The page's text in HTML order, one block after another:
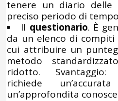
tenere un diario
preciso periodo di
Il questionario. È
da un elenco di
cui attribuire un
metodo
ridotto. Svantaggio:
richiede
un’approfondita